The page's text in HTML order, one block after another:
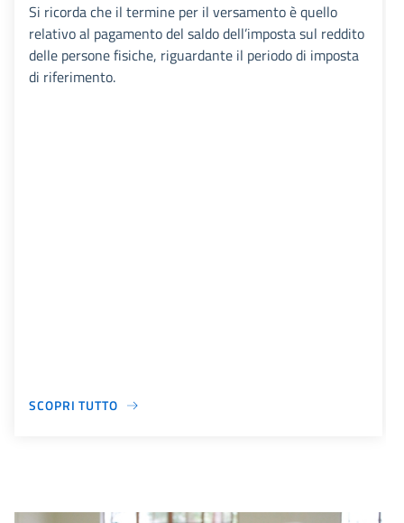
Si ricorda che il termine per il versamento è quello
relativo al pagamento del saldo dell’imposta sul reddito
delle persone fisiche, riguardante il periodo di imposta
di riferimento.
SCOPRI TUTTO